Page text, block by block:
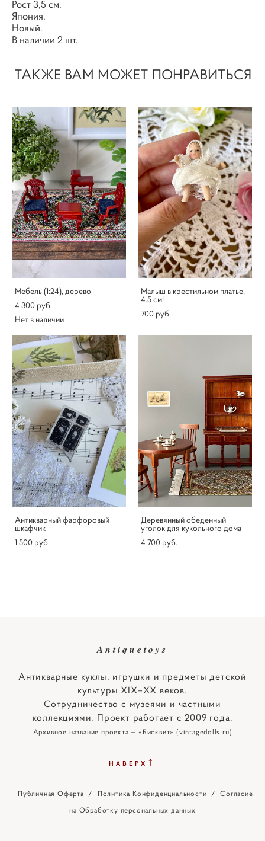
Рост 3,5 см.
Япония.
Новый.
В наличии 2 шт.
ТАКЖЕ ВАМ МОЖЕТ ПОНРАВИТЬСЯ
Мебель (1:24), дерево
4 300 pуб.
Нет в наличии
Малыш в крестильном платье,
4.5 см!
700 pуб.
Антикварный фарфоровый
шкафчик
1 500 pуб.
Деревянный обеденный
уголок для кукольного дома
4 700 pуб.
Antiquetoys
Антикварные куклы, игрушки и предметы детской
культуры XIX–XX веков.
Сотрудничество с музеями и частными
коллекциями. Проект работает с 2009 года.
Архивное название проекта — «Бисквит» (vintagedolls.ru)
НАВЕРХ ↑
Публичная Оферта / Политика Конфиденциальности /Согласие
на Обработку персональных данных